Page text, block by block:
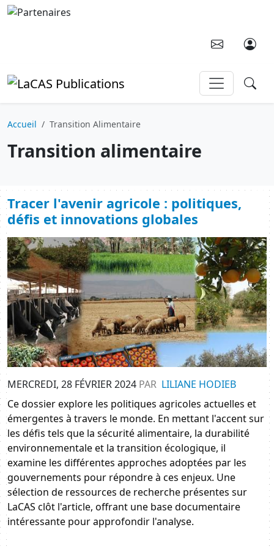
Aller au contenu principal
Accueil Transition Alimentaire
Transition alimentaire
Tracer l'avenir agricole : politiques,
défis et innovations globales
Image
MERCREDI, 28 FÉVRIER 2024 PAR LILIANE HODIEB
Ce dossier explore les politiques agricoles actuelles et
émergentes à travers le monde. En mettant l'accent sur
les défis tels que la sécurité alimentaire, la durabilité
environnementale et la transition écologique, il
examine les différentes approches adoptées par les
gouvernements pour répondre à ces enjeux. Une
sélection de ressources de recherche présentes sur
LaCAS clôt l'article, offrant une base documentaire
intéressante pour approfondir l'analyse.